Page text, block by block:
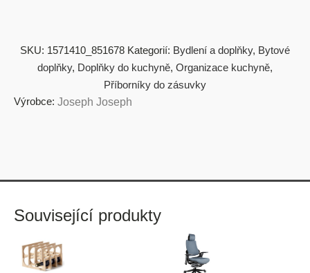
SKU: 1571410_851678 Kategorií: Bydlení a doplňky, Bytové
doplňky, Doplňky do kuchyně, Organizace kuchyně,
Příborníky do zásuvky
Výrobce: Joseph Joseph
Související produkty